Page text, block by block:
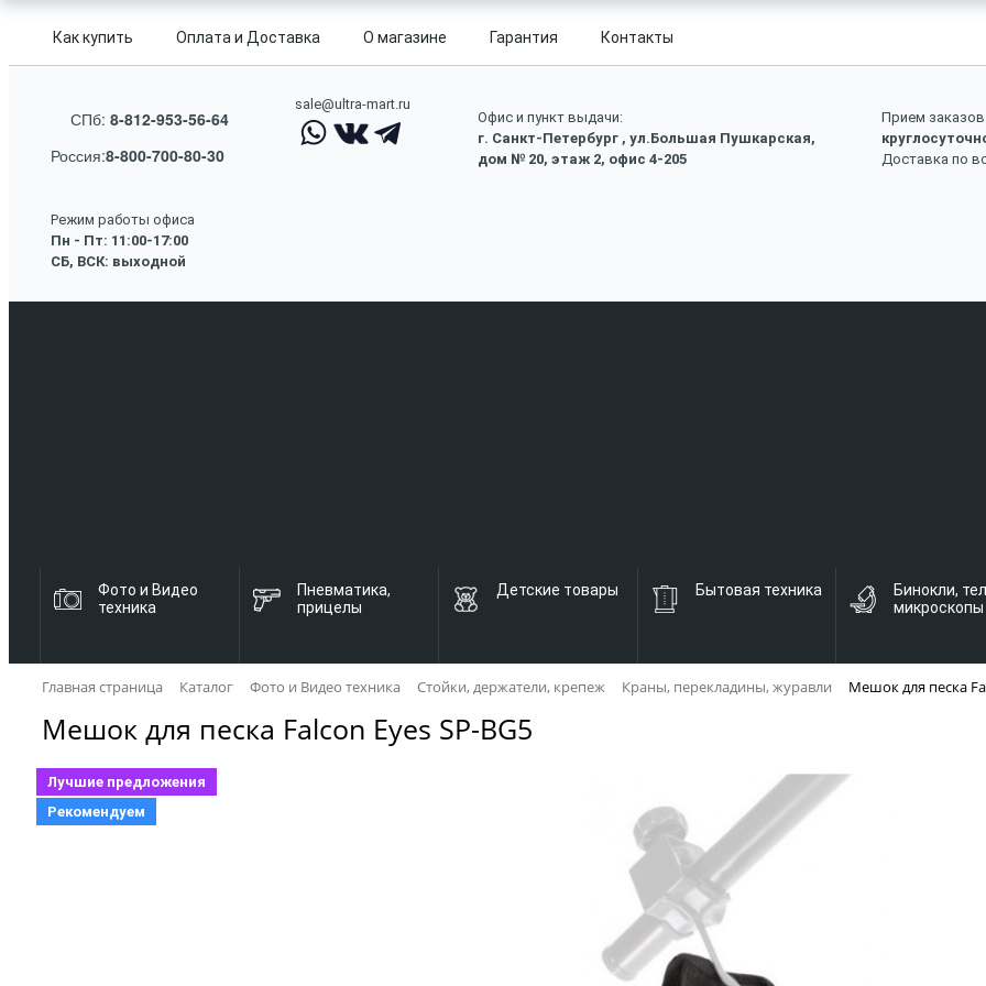
Как купить Оплата и Доставка О магазине Гарантия Контакты
СПб: 8-812-953-56-64
Россия:8-800-700-80-30
sale@ultra-mart.ru
Офис и пункт выдачи:
г. Санкт-Петербург , ул.Большая Пушкарская,
дом № 20, этаж 2, офис 4-205
Прием заказов
Доставка по
Режим работы офиса
Пн - Пт: 11:00-17:00
СБ, ВСК: выходной
Фото и Видео
техника
Пневматика,
прицелы
Детские товары Бытовая техника
Бинокли,
микроскопы
Главная страница Каталог Фото и Видео техника Стойки, держатели, крепеж Краны, перекладины, журавли Мешок для песка
Мешок для песка Falcon Eyes SP-BG5
Лучшие предложения
Рекомендуем